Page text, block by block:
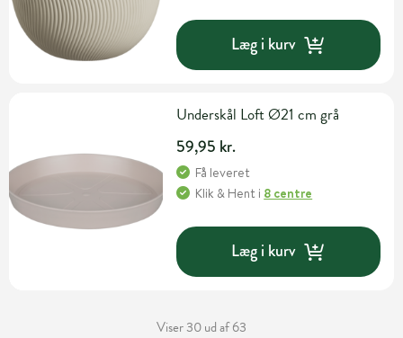
Læg i kurv
Underskål Loft Ø21 cm grå
59,95 kr.
Få leveret
Klik & Hent i 8 centre
Læg i kurv
Viser 30 ud af 63